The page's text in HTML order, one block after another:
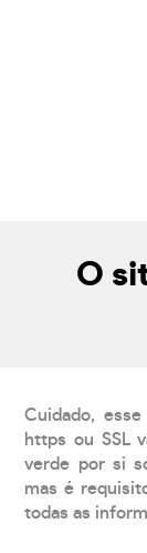
O
Cuidado,
https ou SSL
verde por si
mas é
todas as